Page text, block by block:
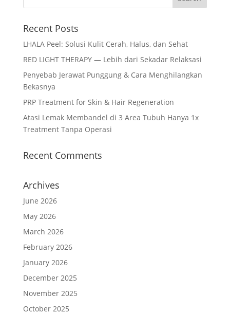
Recent Posts
LHALA Peel: Solusi Kulit Cerah, Halus, dan Sehat
RED LIGHT THERAPY — Lebih dari Sekadar Relaksasi
Penyebab Jerawat Punggung & Cara Menghilangkan
Bekasnya
PRP Treatment for Skin & Hair Regeneration
Atasi Lemak Membandel di 3 Area Tubuh Hanya 1x
Treatment Tanpa Operasi
Recent Comments
Archives
June 2026
May 2026
March 2026
February 2026
January 2026
December 2025
November 2025
October 2025